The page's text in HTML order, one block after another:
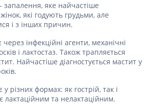
запалення, яке найчастіше
які годують грудьми, але
і з інших причин.
інфекційні агенти, механічні
і лактостаз. Також трапляється
Найчастіше діагностується мастит у
у різних формах: як гострій, так і
лактаційним та нелактаційним.